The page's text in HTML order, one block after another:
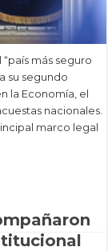
más seguro
su segundo
la Economía, el
nacionales.
marco legal